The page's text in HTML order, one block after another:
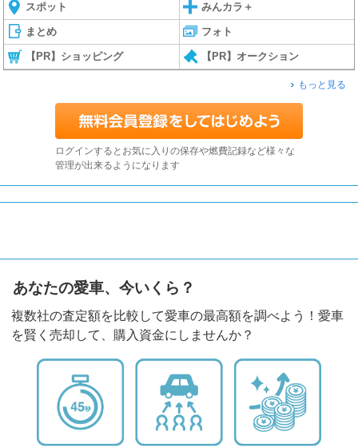
スポット みんカラ＋
まとめ フォト
【PR】ショッピング 【PR】オークション
もっと見る
ログインするとお気に入りの保存や燃費記録など様々な
管理が出来るようになります
あなたの愛車、今いくら？
複数社の査定額を比較して愛車の最高額を調べよう！愛車
を賢く売却して、購入資金にしませんか？